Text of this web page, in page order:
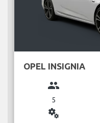
OPEL INSIGNIA
group
5
miscellaneous_services